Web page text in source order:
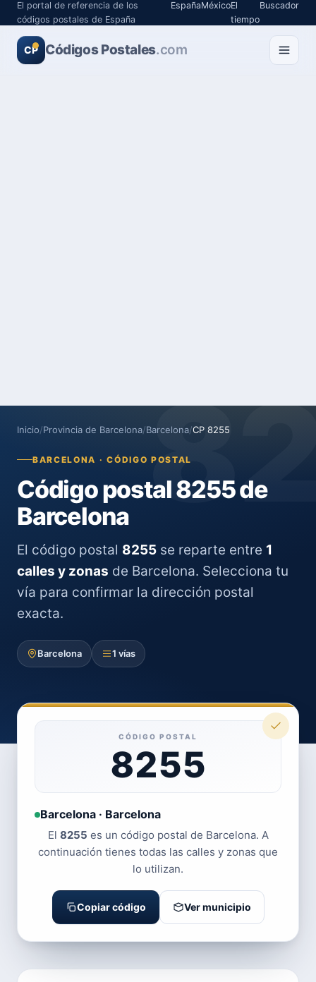
El portal de referencia de los
códigos postales de España
EspañaMéxicoEl
tiempo
Buscador
CP Códigos Postales.com
Inicio/Provincia de Barcelona/Barcelona/CP 8255
BARCELONA · CÓDIGO POSTAL
Código postal 8255 de
Barcelona
El código postal 8255 se reparte entre 1
calles y zonas de Barcelona. Selecciona tu
vía para confirmar la dirección postal
exacta.
Barcelona 1 vías
CÓDIGO POSTAL
8255
Barcelona · Barcelona
El 8255 es un código postal de Barcelona. A
continuación tienes todas las calles y zonas que
lo utilizan.
Copiar código Ver municipio